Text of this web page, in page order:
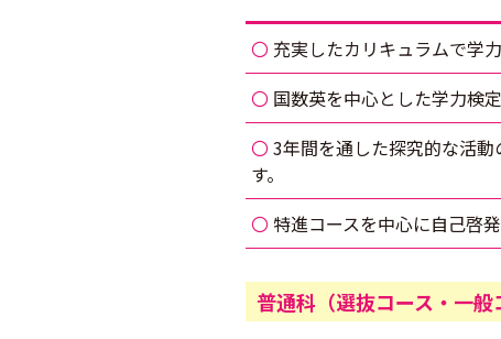
充実したカリキュラムで学
国数英を中心とした学力検
3年間を通した探究的な活
す。
特進コースを中心に自己啓
普通科（選抜コース・一般